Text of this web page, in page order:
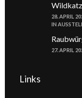
28. APRIL
IN
27. APRIL
Links